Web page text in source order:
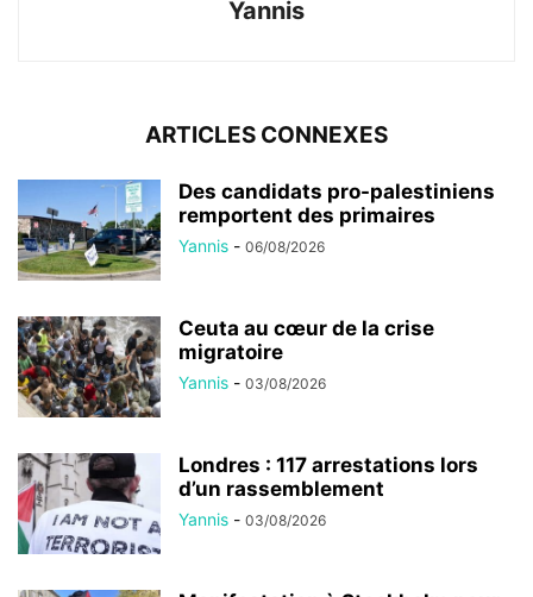
Yannis
ARTICLES CONNEXES
Des candidats pro-palestiniens
remportent des primaires
Yannis - 06/08/2026
Ceuta au cœur de la crise
migratoire
Yannis - 03/08/2026
Londres : 117 arrestations lors
d’un rassemblement
Yannis - 03/08/2026